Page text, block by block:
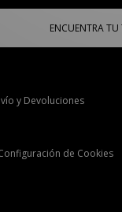
ENCUENTRA
y Devoluciones
de Cookies